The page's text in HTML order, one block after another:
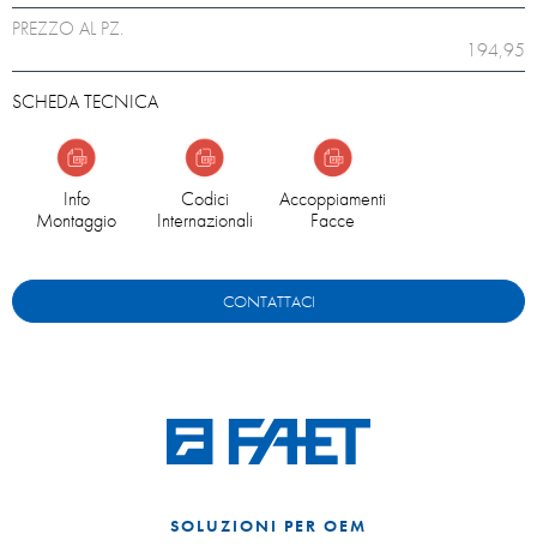
PREZZO AL PZ.
194,95
SCHEDA TECNICA
Info
Montaggio
Codici
Internazionali
Accoppiamenti
Facce
CONTATTACI
SOLUZIONI PER OEM